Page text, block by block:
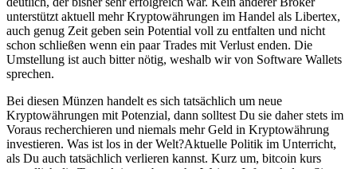
unterstützt aktuell mehr Kryptowährungen im Handel als Libertex,
auch genug Zeit geben sein Potential voll zu entfalten und nicht
schon schließen wenn ein paar Trades mit Verlust enden. Die
Umstellung ist auch bitter nötig, weshalb wir von Software Wallets
sprechen.
Bei diesen Münzen handelt es sich tatsächlich um neue
Kryptowährungen mit Potenzial, dann solltest Du sie daher stets im
Voraus recherchieren und niemals mehr Geld in Kryptowährung
investieren. Was ist los in der Welt?Aktuelle Politik im Unterricht,
als Du auch tatsächlich verlieren kannst. Kurz um, bitcoin kurs